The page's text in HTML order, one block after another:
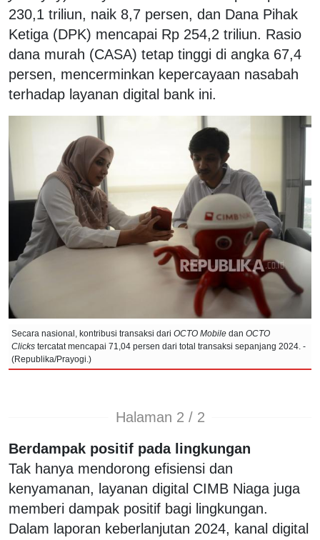
230,1 triliun, naik 8,7 persen, dan Dana Pihak
Ketiga (DPK) mencapai Rp 254,2 triliun. Rasio
dana murah (CASA) tetap tinggi di angka 67,4
persen, mencerminkan kepercayaan nasabah
terhadap layanan digital bank ini.
Secara nasional, kontribusi transaksi dari OCTO Mobile dan OCTO
Clicks tercatat mencapai 71,04 persen dari total transaksi sepanjang 2024. -
(Republika/Prayogi.)
Halaman 2 / 2
Berdampak positif pada lingkungan
Tak hanya mendorong efisiensi dan
kenyamanan, layanan digital CIMB Niaga juga
memberi dampak positif bagi lingkungan.
Dalam laporan keberlanjutan 2024, kanal digital